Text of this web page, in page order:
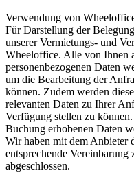
Verwendung von
Für Darstellung der
unserer Vermietungs- und
Wheeloffice. Alle von Ihnen
personenbezogenen Daten
um die Bearbeitung der
können. Zudem werden
relevanten Daten zu Ihrer
Verfügung stellen zu
Buchung erhobenen Daten
Wir haben mit dem Anbieter
entsprechende
abgeschlossen.